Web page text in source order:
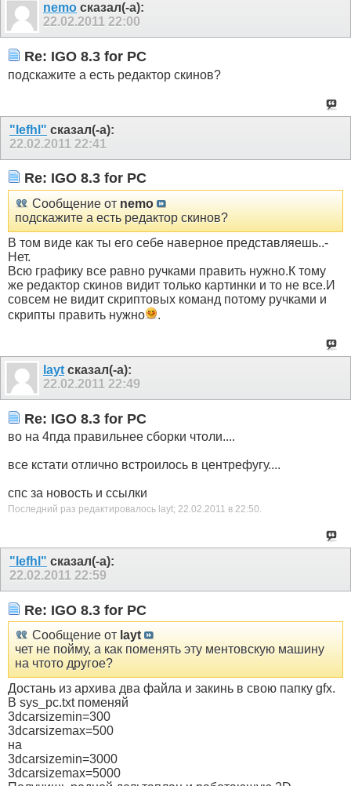
nemo сказал(-а):
22.02.2011 22:00
Re: IGO 8.3 for PC
подскажите а есть редактор скинов?
"lefhl" сказал(-а):
22.02.2011 22:41
Re: IGO 8.3 for PC
Сообщение от nemo
подскажите а есть редактор скинов?
В том виде как ты его себе наверное представляешь..-
Нет.
Всю графику все равно ручками править нужно.К тому
же редактор скинов видит только картинки и то не все.И
совсем не видит скриптовых команд потому ручками и
скрипты править нужно
.
layt сказал(-а):
22.02.2011 22:49
Re: IGO 8.3 for PC
во на 4пда правильнее сборки чтоли....
все кстати отлично встроилось в центрефугу....
спс за новость и ссылки
Последний раз редактировалось layt; 22.02.2011 в 22:50
"lefhl" сказал(-а):
22.02.2011 22:59
Re: IGO 8.3 for PC
Сообщение от layt
чет не пойму, а как поменять эту ментовскую машину
на чтото другое?
Достань из архива два файла и закинь в свою папку gfx.
В sys_pc.txt поменяй
3dcarsizemin=300
3dcarsizemax=500
на
3dcarsizemin=3000
3dcarsizemax=5000